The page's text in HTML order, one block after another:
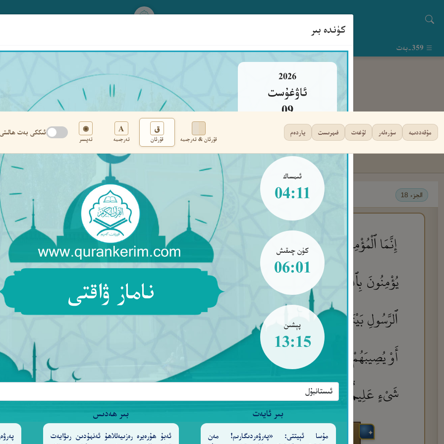
كۈندە بىر
2026
ئاۋغۇست
09
يەكشەنبە
ئىمساك
04:11
كۈن چىقىش
06:01
پېشىن
13:15
ناماز ۋاقتى
بىر ئايەت
مۇسا ئېيتتى: «پەرۋەردىگارىم! مەن
بىر ھەدىس
ئەبۇ ھۇرەيرە رەزىيەللاھۇ ئەنھۇدىن رىۋايەت
مۇقەددىمە سۈرەلەر لۇغەت فىھرىست ياردەم
قۇرئان & تەرجىمە
ق
قۇرئان
A
تەرجىمە
◉
تەپسىر
ئىككى بەت ھالىتى
تەڭشەك
الجزء 18 ‹ ‹ ٣٥٩ › ›
إِنَّمَا ٱلْمُؤْمِنُونَ ٱلَّذِينَ ءَامَنُوا۟ بِٱللَّهِ وَرَسُولِهِۦ وَإِذَا كَانُوا۟ مَعَهُۥ عَلَىٰٓ أَمْرٍ جَامِعٍ لَّمْ يَذْهَبُوا۟
يُؤْمِنُونَ بِٱللَّهِ وَرَسُولِهِۦ ۚ فَإِذَا ٱسْتَـْٔذَنُوكَ لِبَعْضِ شَأْنِهِمْ فَأْذَن لِّمَن شِئْتَ مِنْهُمْ وَٱسْتَغْفِرْ لَهُمُ
ٱلرَّسُولِ بَيْنَكُمْ كَدُعَآءِ بَعْضِكُم بَعْضًا ۚ قَدْ يَعْلَمُ ٱللَّهُ ٱلَّذِينَ يَتَسَلَّلُونَ مِنكُمْ لِوَاذًا
أَوْ يُصِيبَهُمْ عَذَابٌ أَلِيمٌ
أَلَآ إِنَّ لِلَّهِ مَا فِى ٱلسَّمَـٰوَٰتِ وَٱلْأَرْضِ ۖ قَدْ يَعْلَمُ مَآ أَنتُمْ عَلَيْهِ
شَىْءٍ عَلِيمٌۢ
سُورَةُ الفُرْقَانِمَكِّيَّةٌ